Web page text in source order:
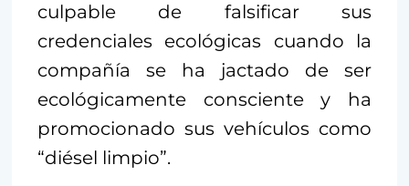
culpable de falsificar sus
credenciales ecológicas cuando la
compañía se ha jactado de ser
ecológicamente consciente y ha
promocionado sus vehículos como
“diésel limpio”.